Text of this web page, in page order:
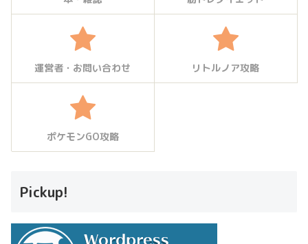
運営者・お問い合わせ リトルノア攻略
ポケモンGO攻略
Pickup!